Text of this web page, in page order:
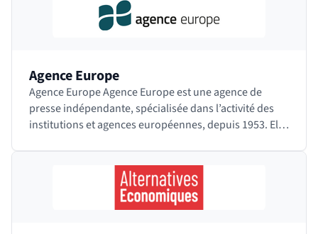
Agence Europe
Agence Europe Agence Europe est une agence de
presse indépendante, spécialisée dans l’activité des
institutions et agences européennes, depuis 1953. Elle